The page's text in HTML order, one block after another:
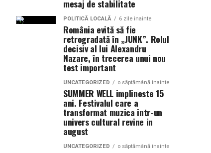
mesaj de stabilitate
POLITICĂ LOCALĂ 6 zile inainte
România evită să fie
retrogradată în „JUNK”. Rolul
decisiv al lui Alexandru
Nazare, în trecerea unui nou
test important
UNCATEGORIZED o săptămână inainte
SUMMER WELL implineste 15
ani. Festivalul care a
transformat muzica intr-un
univers cultural revine in
august
UNCATEGORIZED o săptămână inainte